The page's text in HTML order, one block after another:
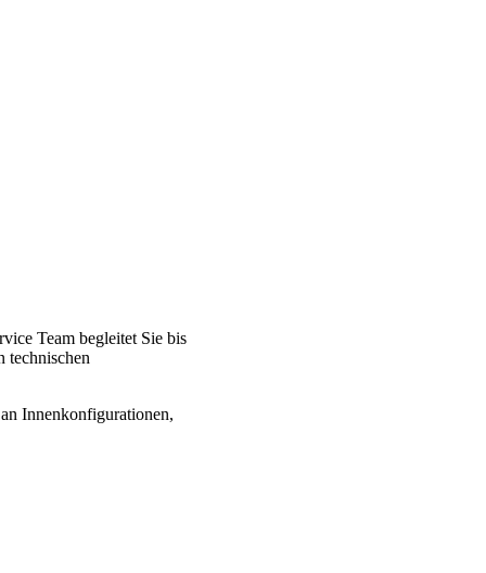
Team begleitet Sie bis
technischen
Innenkonfigurationen,